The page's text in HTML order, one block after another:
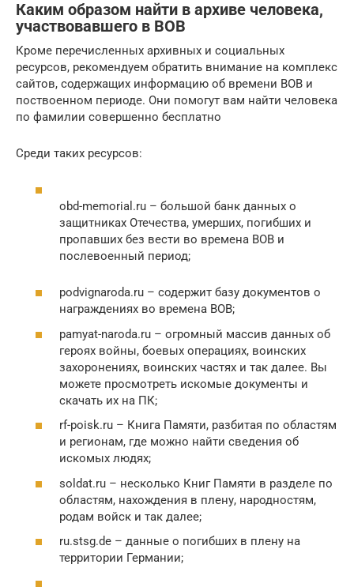
Каким образом найти в архиве человека,
участвовавшего в ВОВ
Кроме перечисленных архивных и социальных
ресурсов, рекомендуем обратить внимание на комплекс
сайтов, содержащих информацию об времени ВОВ и
поствоенном периоде. Они помогут вам найти человека
по фамилии совершенно бесплатно
Среди таких ресурсов:
obd-memorial.ru – большой банк данных о
защитниках Отечества, умерших, погибших и
пропавших без вести во времена ВОВ и
послевоенный период;
podvignaroda.ru – содержит базу документов о
награждениях во времена ВОВ;
pamyat-naroda.ru – огромный массив данных об
героях войны, боевых операциях, воинских
захоронениях, воинских частях и так далее. Вы
можете просмотреть искомые документы и
скачать их на ПК;
rf-poisk.ru – Книга Памяти, разбитая по областям
и регионам, где можно найти сведения об
искомых людях;
soldat.ru – несколько Книг Памяти в разделе по
областям, нахождения в плену, народностям,
родам войск и так далее;
ru.stsg.de – данные о погибших в плену на
территории Германии;